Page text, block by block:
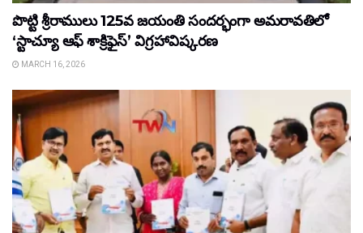
పొట్టి శ్రీరాములు 125వ జయంతి సందర్భంగా అమరావతిలో
‘స్టాచ్యూ ఆఫ్ శాక్రిఫైస్’ విగ్రహావిష్కరణ
MARCH 16, 2026